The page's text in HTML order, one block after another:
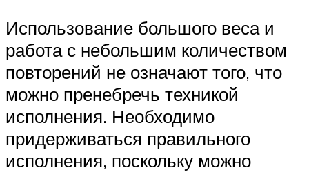
Использование большого веса и
работа с небольшим количеством
повторений не означают того, что
можно пренебречь техникой
исполнения. Необходимо
придерживаться правильного
исполнения, поскольку можно